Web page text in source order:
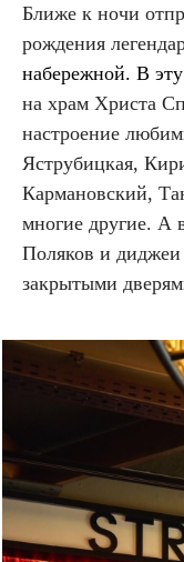
Ближе к ночи
рождения
набережной. В
на храм Христа
настроение
Яструбицкая,
Кармановский,
многие другие. А
Поляков и диджеи
закрытыми